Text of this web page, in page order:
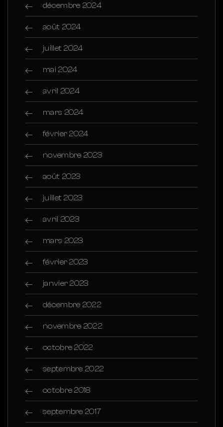
décembre 2024
août 2024
juillet 2024
mai 2024
avril 2024
mars 2024
février 2024
novembre 2023
août 2023
juillet 2023
avril 2023
mars 2023
février 2023
janvier 2023
décembre 2022
novembre 2022
octobre 2022
septembre 2022
octobre 2018
septembre 2017